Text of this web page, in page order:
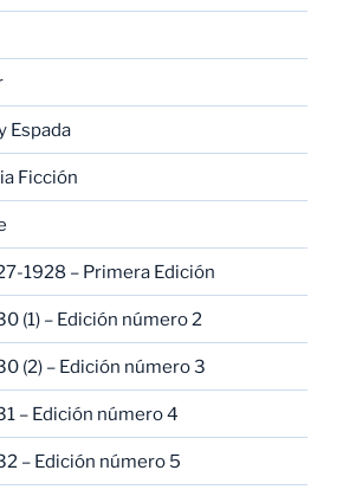
Espada
Ficción
1928 – Primera Edición
(1) – Edición número 2
(2) – Edición número 3
– Edición número 4
– Edición número 5